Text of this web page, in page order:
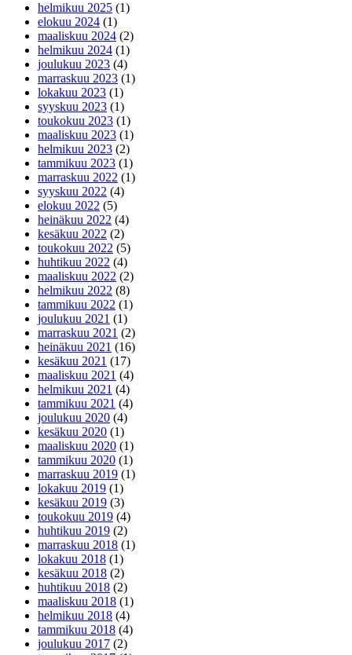
helmikuu 2025 (1)
elokuu 2024 (1)
maaliskuu 2024 (2)
helmikuu 2024 (1)
joulukuu 2023 (4)
marraskuu 2023 (1)
lokakuu 2023 (1)
syyskuu 2023 (1)
toukokuu 2023 (1)
maaliskuu 2023 (1)
helmikuu 2023 (2)
tammikuu 2023 (1)
marraskuu 2022 (1)
syyskuu 2022 (4)
elokuu 2022 (5)
heinäkuu 2022 (4)
kesäkuu 2022 (2)
toukokuu 2022 (5)
huhtikuu 2022 (4)
maaliskuu 2022 (2)
helmikuu 2022 (8)
tammikuu 2022 (1)
joulukuu 2021 (1)
marraskuu 2021 (2)
heinäkuu 2021 (16)
kesäkuu 2021 (17)
maaliskuu 2021 (4)
helmikuu 2021 (4)
tammikuu 2021 (4)
joulukuu 2020 (4)
kesäkuu 2020 (1)
maaliskuu 2020 (1)
tammikuu 2020 (1)
marraskuu 2019 (1)
lokakuu 2019 (1)
kesäkuu 2019 (3)
toukokuu 2019 (4)
huhtikuu 2019 (2)
marraskuu 2018 (1)
lokakuu 2018 (1)
kesäkuu 2018 (2)
huhtikuu 2018 (2)
maaliskuu 2018 (1)
helmikuu 2018 (4)
tammikuu 2018 (4)
joulukuu 2017 (2)